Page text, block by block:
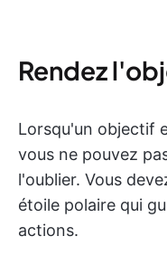
Rendez
Lorsqu'un objectif
vous ne pouvez
l'oublier. Vous
étoile polaire qui
actions.